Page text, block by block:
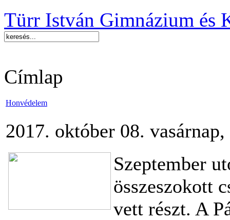
Türr István Gimnázium és
Címlap
Honvédelem
2017. október 08.
Szeptember
összeszokott
vett részt. A